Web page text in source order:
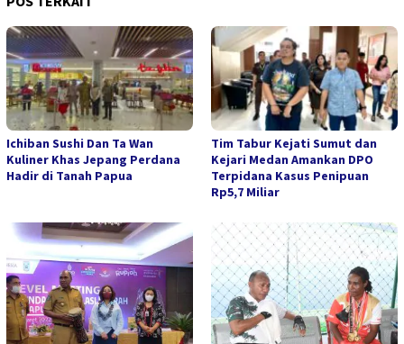
Ichiban Sushi Dan Ta Wan
Kuliner Khas Jepang Perdana
Hadir di Tanah Papua
Tim Tabur Kejati Sumut dan
Kejari Medan Amankan DPO
Terpidana Kasus Penipuan
Rp5,7 Miliar